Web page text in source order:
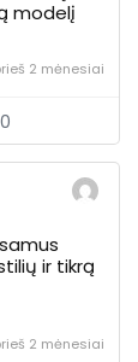
modelį
2 mėnesiai
0
ir tikrą
2 mėnesiai